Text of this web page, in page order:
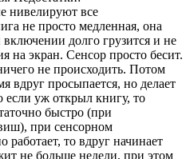
нивелируют все
не просто медленная, она
долго грузится и не
на экран. Сенсор просто бесит.
не происходить. Потом
вдруг просыпается, но делает
если уж открыл книгу, то
быстро (при
при сенсорном
то вдруг начинает
не больше недели, при этом